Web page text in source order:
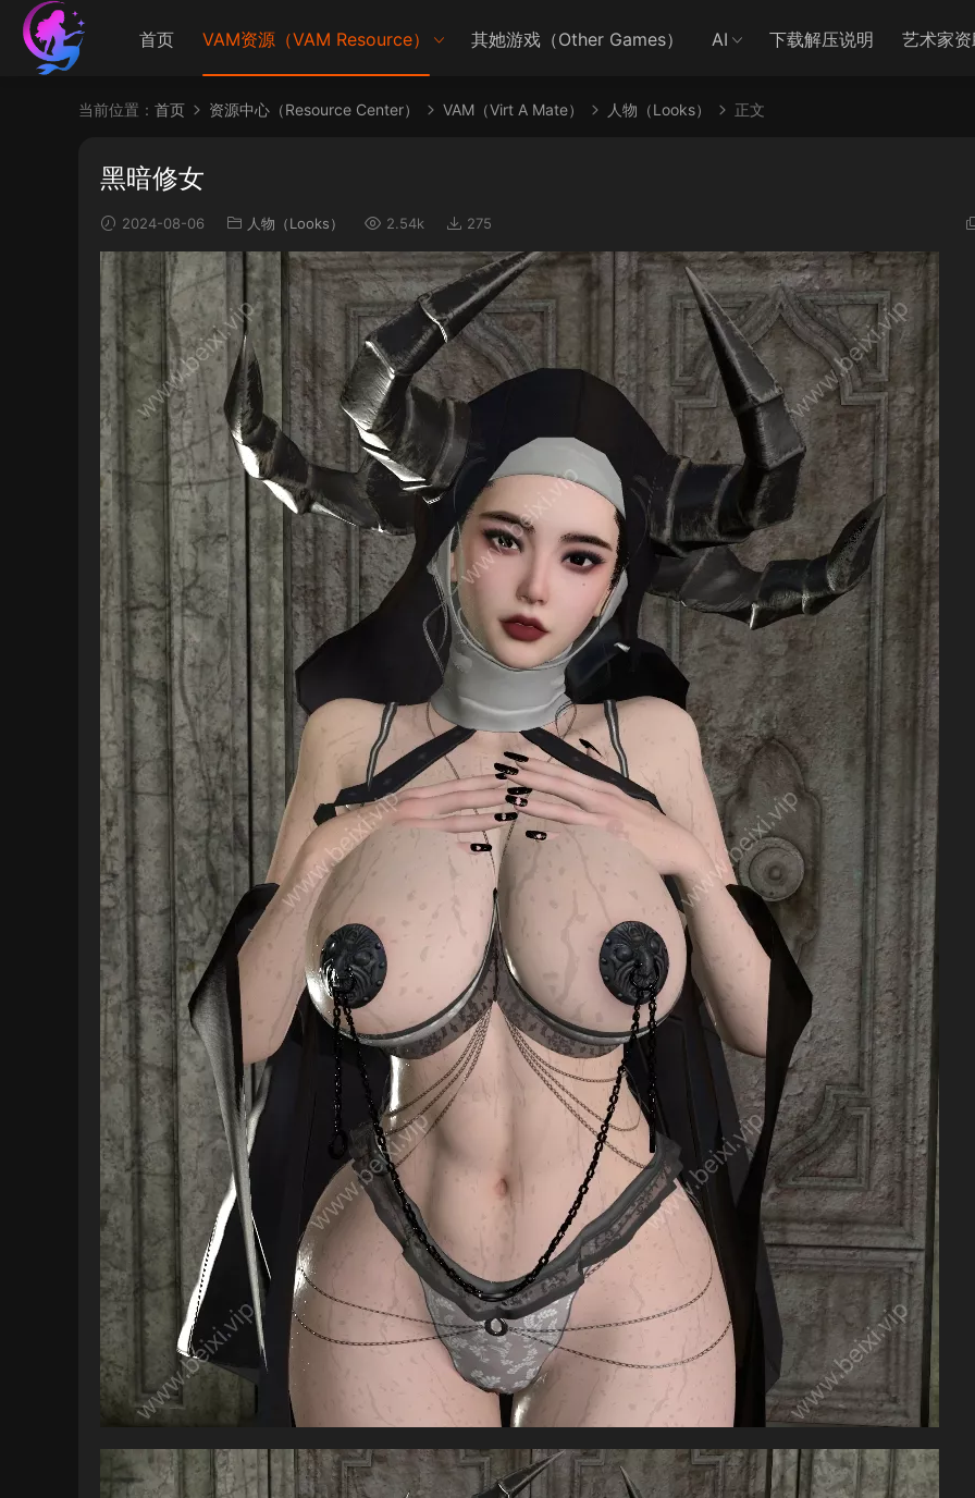
首页 VAM资源（VAM Resource） 其她游戏（Other Games） AI 下载解压说明 艺术家
当前位置： 首页 资源中心（Resource Center） VAM（Virt A Mate） 人物（Looks） 正文
黑暗修女
2024-08-06 人物（Looks） 2.54k 275